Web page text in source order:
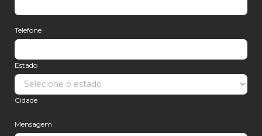
Telefone
Estado
Cidade
Mensagem